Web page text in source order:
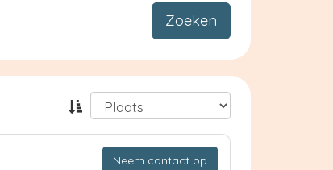
Zoeken
Neem contact op